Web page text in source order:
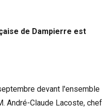
de Dampierre est
devant l'ensemble
André-Claude Lacoste, chef